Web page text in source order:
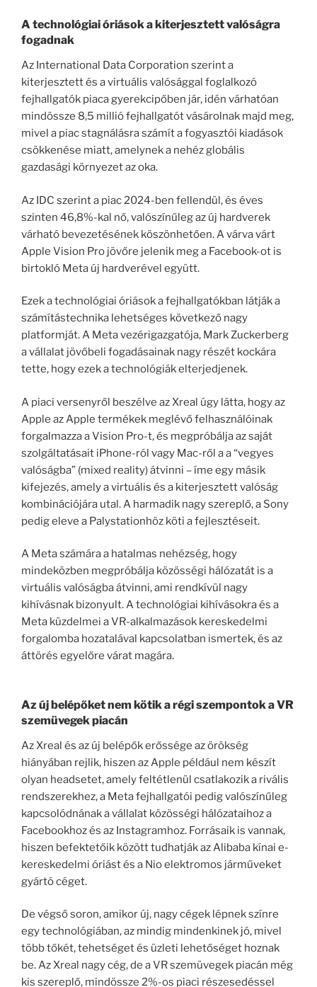
A technológiai óriások a kiterjesztett valóságra
fogadnak
Az International Data Corporation szerint a
kiterjesztett és a virtuális valósággal foglalkozó
fejhallgatók piaca gyerekcipőben jár, idén várhatóan
mindössze 8,5 millió fejhallgatót vásárolnak majd meg,
mivel a piac stagnálásra számít a fogyasztói kiadások
csökkenése miatt, amelynek a nehéz globális
gazdasági környezet az oka.
Az IDC szerint a piac 2024-ben fellendül, és éves
szinten 46,8%-kal nő, valószínűleg az új hardverek
várható bevezetésének köszönhetően. A várva várt
Apple Vision Pro jövőre jelenik meg a Facebook-ot is
birtokló Meta új hardverével együtt.
Ezek a technológiai óriások a fejhallgatókban látják a
számítástechnika lehetséges következő nagy
platformját. A Meta vezérigazgatója, Mark Zuckerberg
a vállalat jövőbeli fogadásainak nagy részét kockára
tette, hogy ezek a technológiák elterjedjenek.
A piaci versenyről beszélve az Xreal úgy látta, hogy az
Apple az Apple termékek meglévő felhasználóinak
forgalmazza a Vision Pro-t, és megpróbálja az saját
szolgáltatásait iPhone-ról vagy Mac-ről a a “vegyes
valóságba” (mixed reality) átvinni – íme egy másik
kifejezés, amely a virtuális és a kiterjesztett valóság
kombinációjára utal. A harmadik nagy szereplő, a Sony
pedig eleve a Palystationhöz köti a fejlesztéseit.
A Meta számára a hatalmas nehézség, hogy
mindeközben megpróbálja közösségi hálózatát is a
virtuális valóságba átvinni, ami rendkívül nagy
kihívásnak bizonyult. A technológiai kihívásokra és a
Meta küzdelmei a VR-alkalmazások kereskedelmi
forgalomba hozatalával kapcsolatban ismertek, és az
áttörés egyelőre várat magára.
Az új belépőket nem kötik a régi szempontok a VR
szemüvegek piacán
Az Xreal és az új belépők erőssége az örökség
hiányában rejlik, hiszen az Apple például nem készít
olyan headsetet, amely feltétlenül csatlakozik a rivális
rendszerekhez, a Meta fejhallgatói pedig valószínűleg
kapcsolódnának a vállalat közösségi hálózataihoz a
Facebookhoz és az Instagramhoz. Forrásaik is vannak,
hiszen befektetőik között tudhatják az Alibaba kínai e-
kereskedelmi óriást és a Nio elektromos járműveket
gyártó céget.
De végső soron, amikor új, nagy cégek lépnek színre
egy technológiában, az mindig mindenkinek jó, mivel
több tőkét, tehetséget és üzleti lehetőséget hoznak
be. Az Xreal nagy cég, de a VR szemüvegek piacán még
kis szereplő, mindössze 2%-os piaci részesedéssel